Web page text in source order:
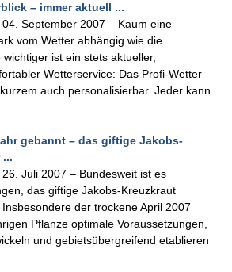
– immer aktuell ...
September 2007 – Kaum eine
vom Wetter abhängig wie die
ist ein stets aktueller,
Wetterservice: Das Profi-Wetter
auch personalisierbar. Jeder kann
gebannt – das giftige Jakobs-
...
Juli 2007 – Bundesweit ist es
das giftige Jakobs-Kreuzkraut
der trockene April 2007
Pflanze optimale Voraussetzungen,
und gebietsübergreifend etablieren